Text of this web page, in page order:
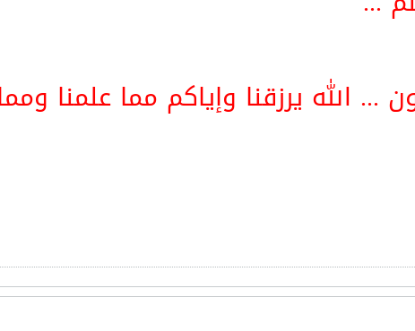
الله يرزقنا وإياكم مما علمنا